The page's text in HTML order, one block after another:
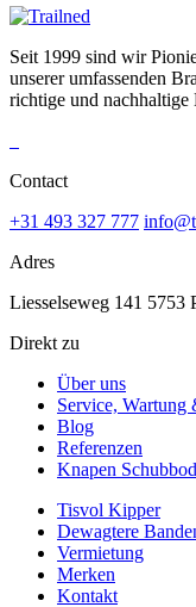
Seit 1999 sind wir
unserer umfassenden
richtige und
Contact
+31 493 327 777
Adres
Liesselseweg 141 5753
Direkt zu
Über uns
Service, Wartung
Blog
Referenzen
Knapen
Tisvol Kipper
Dewagtere
Vermietung
Merken
Kontakt